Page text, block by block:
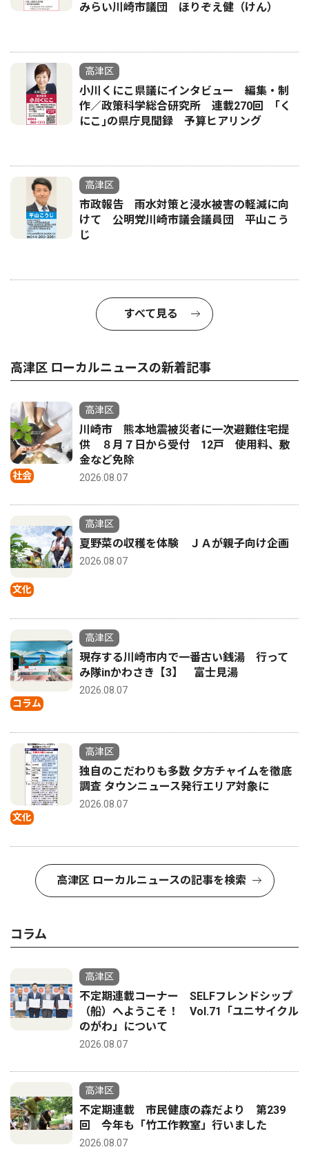
みらい川崎市議団 ほりぞえ健（けん）
高津区
小川くにこ県議にインタビュー 編集・制
作／政策科学総合研究所 連載270回 ｢く
にこ｣の県庁見聞録 予算ヒアリング
高津区
市政報告 雨水対策と浸水被害の軽減に向
けて 公明党川崎市議会議員団 平山こう
じ
すべて見る
高津区 ローカルニュースの新着記事
社会
高津区
川崎市 熊本地震被災者に一次避難住宅提
供 ８月７日から受付 12戸 使用料、敷
金など免除
2026.08.07
文化
高津区
夏野菜の収穫を体験 ＪＡが親子向け企画
2026.08.07
コラム
高津区
現存する川崎市内で一番古い銭湯 行って
み隊inかわさき【3】 富士見湯
2026.08.07
文化
高津区
独自のこだわりも多数 夕方チャイムを徹底
調査 タウンニュース発行エリア対象に
2026.08.07
高津区 ローカルニュースの記事を検索
コラム
高津区
不定期連載コーナー SELFフレンドシップ
（船）へようこそ！ Vol.71「ユニサイクル
のがわ」について
2026.08.07
高津区
不定期連載 市民健康の森だより 第239
回 今年も「竹工作教室」行いました
2026.08.07